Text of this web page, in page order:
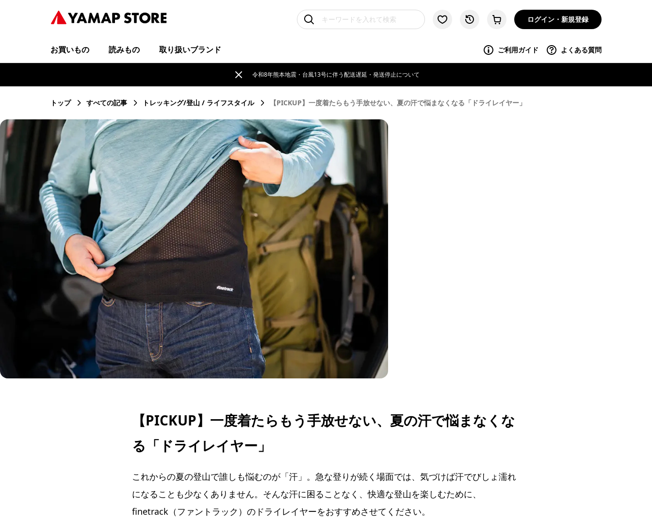
ログイン・新規登録
お買いもの 読みもの 取り扱いブランド ご利用ガイド よくある質問
令和8年熊本地震・台風13号に伴う配送遅延・発送停止について
トップ すべての記事 トレッキング/登山 ライフスタイル 【PICKUP】一度着たらもう手放せない、夏の汗で悩まなくなる「ドライレイヤー」
【PICKUP】一度着たらもう手放せない、夏の汗で悩まなくな
る「ドライレイヤー」
これからの夏の登山で誰しも悩むのが「汗」。急な登りが続く場面では、気づけば汗でびしょ濡れ
になることも少なくありません。そんな汗に困ることなく、快適な登山を楽しむために、
finetrack（ファントラック）のドライレイヤーをおすすめさせてください。